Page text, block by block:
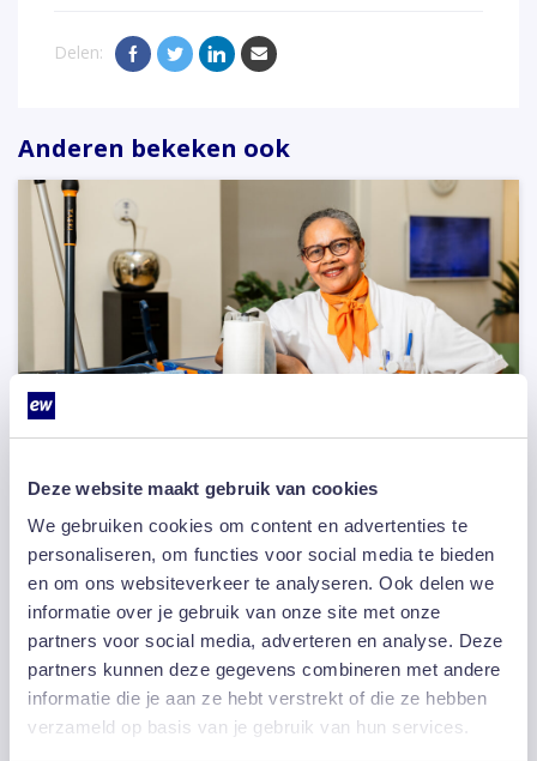
Deze website maakt gebruik van cookies
We gebruiken cookies om content en advertenties te
personaliseren, om functies voor social media te bieden
en om ons websiteverkeer te analyseren. Ook delen we
informatie over je gebruik van onze site met onze
partners voor social media, adverteren en analyse. Deze
partners kunnen deze gegevens combineren met andere
informatie die je aan ze hebt verstrekt of die ze hebben
verzameld op basis van je gebruik van hun services.
Delen:
Anderen bekeken ook
31 juli 2026
“Ik deed gewoon mijn werk, maar kreeg
er iets heel bijzonders voor terug”
Toen haar naam door de zaal klonk, keek Marcelina
Monteiro eerst om zich heen. Ze dacht even…
Lees meer